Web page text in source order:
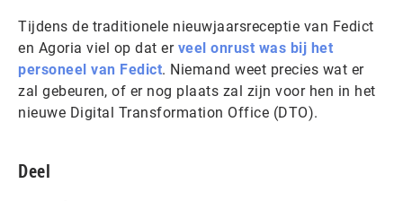
Tijdens de traditionele nieuwjaarsreceptie van Fedict
en Agoria viel op dat er veel onrust was bij het
personeel van Fedict. Niemand weet precies wat er
zal gebeuren, of er nog plaats zal zijn voor hen in het
nieuwe Digital Transformation Office (DTO).
Deel